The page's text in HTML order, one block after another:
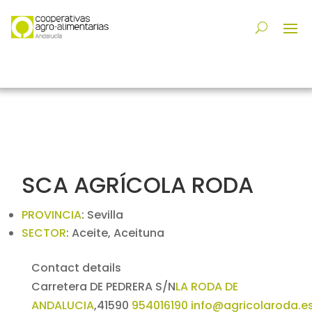
SCA AGRÍCOLA RODA
PROVINCIA: Sevilla
SECTOR: Aceite, Aceituna
Contact details
Carretera DE PEDRERA S/NLA RODA DE
ANDALUCIA,41590 954016190